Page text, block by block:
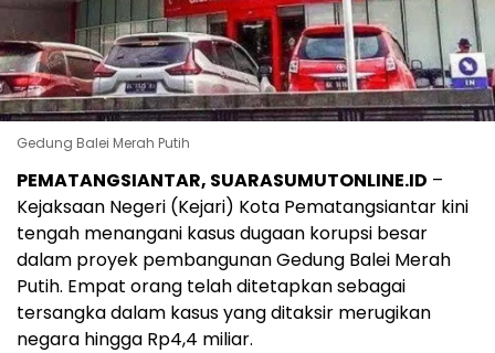
Gedung Balei Merah Putih
PEMATANGSIANTAR, SUARASUMUTONLINE.ID –
Kejaksaan Negeri (Kejari) Kota Pematangsiantar kini
tengah menangani kasus dugaan korupsi besar
dalam proyek pembangunan Gedung Balei Merah
Putih. Empat orang telah ditetapkan sebagai
tersangka dalam kasus yang ditaksir merugikan
negara hingga Rp4,4 miliar.